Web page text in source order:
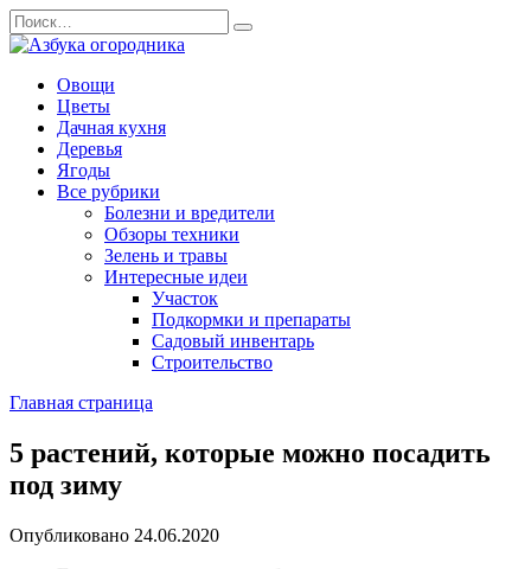
Перейти
к
содержанию
Search
for:
Овощи
Цветы
Дачная кухня
Деревья
Ягоды
Все рубрики
Болезни и вредители
Обзоры техники
Зелень и травы
Интересные идеи
Участок
Подкормки и препараты
Садовый инвентарь
Строительство
Главная страница
5 растений, которые можно посадить
под зиму
Опубликовано 24.06.2020